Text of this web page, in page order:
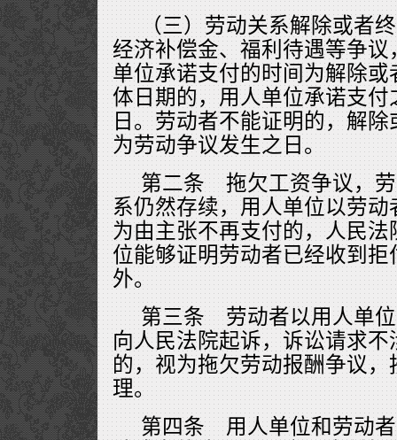
（三）劳动关系解除或者
经济补偿金、福利待遇等争
单位承诺支付的时间为解除
体日期的，用人单位承诺支
日。劳动者不能证明的，解
为劳动争议发生之日。
第二条 拖欠工资争议，
系仍然存续，用人单位以劳
为由主张不再支付的，人民
位能够证明劳动者已经收到
外。
第三条 劳动者以用人单
向人民法院起诉，诉讼请求
的，视为拖欠劳动报酬争议
理。
第四条 用人单位和劳动